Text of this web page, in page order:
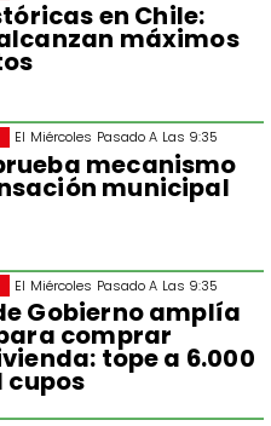
en Chile:
máximos
El Miércoles Pasado A Las 9:35
mecanismo
municipal
El Miércoles Pasado A Las 9:35
Gobierno amplía
comprar
tope a 6.000
cupos